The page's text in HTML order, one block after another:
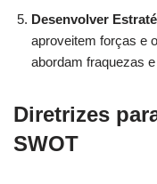
Desenvolver
aproveitem forças e
abordam fraquezas
Diretrizes
SWOT